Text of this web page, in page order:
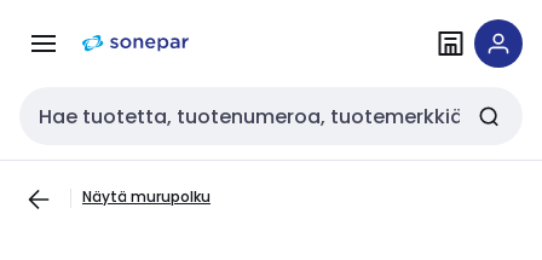
navigointiinsisältöön
Haku
Näytä murupolku